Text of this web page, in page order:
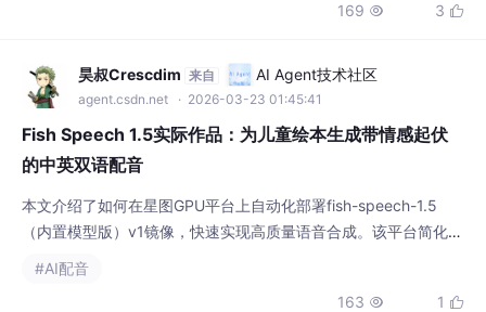
169  3 
昊叔Crescdim 来自 AI Agent技术社区
agent.csdn.net · 2026-03-23 01:45:41
Fish Speech 1.5实际作品：为儿童绘本生成带情感起伏
的中英双语配音
本文介绍了如何在星图GPU平台上自动化部署fish-speech-1.5
（内置模型版）v1镜像，快速实现高质量语音合成。该平台简化了
部署流程，用户可利用该镜像的零样本克隆能力，为儿童绘本等多
#AI配音
163  1 